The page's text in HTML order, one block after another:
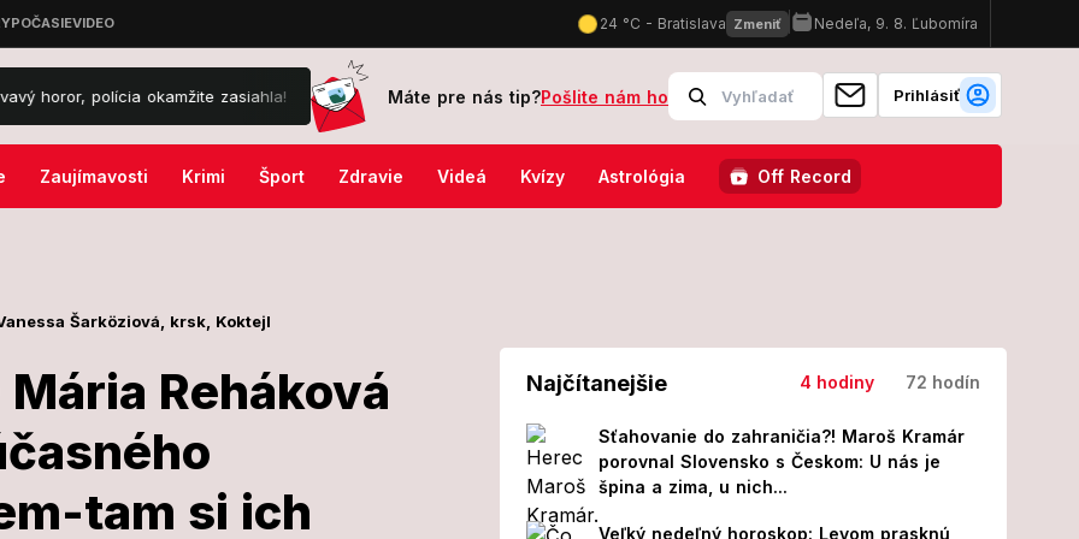
okamžite zasiahla! VIDEO Ema ukázala menu z Tenerife, ceny nápojov sú HITOM: Všetko je lacnejšie ako v Chorvátsku!
Máte pre nás tip?Pošlite nám ho Prihlásiť
Zaujímavosti Krimi Šport Zdravie Videá Kvízy Astrológia Off Record
Šarköziová, krsk, Koktejl
Reháková
tam si ich
Mária
Najčítanejšie 4 hodiny 72 hodín
Sťahovanie do zahraničia?! Maroš Kramár
porovnal Slovensko s Českom: U nás je
špina a zima, u nich...
Veľký nedeľný horoskop: Levom prasknú